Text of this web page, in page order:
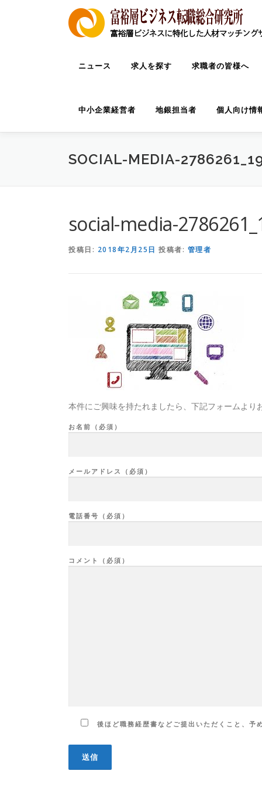
ニュース 求人を探す 求職者の皆様へ
中小企業経営者 地銀担当者 個人向け情
SOCIAL-MEDIA-
social-media-
投稿日: 2018年2月25日 投稿者: 管理者
本件にご興味を持たれましたら、下記フォームより
お名前（必須）
メールアドレス（必須）
電話番号（必須）
コメント（必須）
後ほど職務経歴書などご提出いただくこと、予